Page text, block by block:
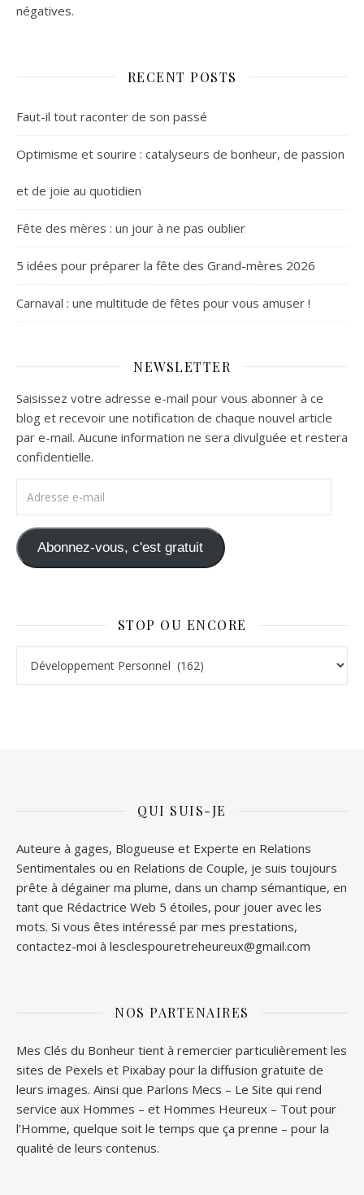
négatives.
RECENT POSTS
Faut-il tout raconter de son passé
Optimisme et sourire : catalyseurs de bonheur, de passion
et de joie au quotidien
Fête des mères : un jour à ne pas oublier
5 idées pour préparer la fête des Grand-mères 2026
Carnaval : une multitude de fêtes pour vous amuser !
NEWSLETTER
Saisissez votre adresse e-mail pour vous abonner à ce
blog et recevoir une notification de chaque nouvel article
par e-mail. Aucune information ne sera divulguée et restera
confidentielle.
Abonnez-vous, c'est gratuit
STOP OU ENCORE
QUI SUIS-JE
Auteure à gages, Blogueuse et Experte en Relations
Sentimentales ou en Relations de Couple, je suis toujours
prête à dégainer ma plume, dans un champ sémantique, en
tant que Rédactrice Web 5 étoiles, pour jouer avec les
mots. Si vous êtes intéressé par mes prestations,
contactez-moi à lesclespouretreheureux@gmail.com
NOS PARTENAIRES
Mes Clés du Bonheur tient à remercier particulièrement les
sites de Pexels et Pixabay pour la diffusion gratuite de
leurs images. Ainsi que Parlons Mecs – Le Site qui rend
service aux Hommes – et Hommes Heureux – Tout pour
l’Homme, quelque soit le temps que ça prenne – pour la
qualité de leurs contenus.